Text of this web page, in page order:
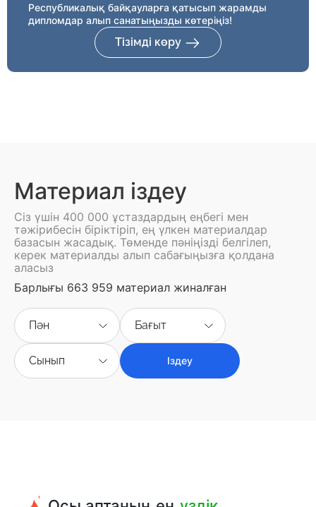
Республикалық байқауларға қатысып жарамды
дипломдар алып санатыңызды көтеріңіз!
Тізімді көру
Материал іздеу
Сіз үшін 400 000 ұстаздардың еңбегі мен
тәжірибесін біріктіріп, ең үлкен материалдар
базасын жасадық. Төменде пәніңізді белгілеп,
керек материалды алып сабағыңызға қолдана
аласыз
Барлығы 663 959 материал жиналған
Пән Бағыт
Сынып Іздеу